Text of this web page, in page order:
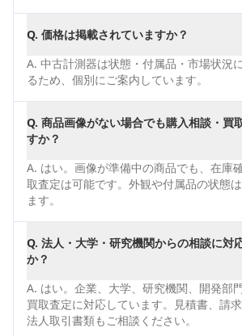
Q. 価格は掲載されていますか？
A. 中古計測器は状態・付属品・市場状況
るため、個別にご案内しています。
Q. 商品画像がない場合でも購入相談・買
すか？
A. はい。画像が準備中の商品でも、在庫
取査定は可能です。外観や付属品の状態
ます。
Q. 法人・大学・研究機関からの相談に対
か？
A. はい。企業、大学、研究機関、開発部
買取査定に対応しています。見積書、請
法人取引書類もご相談ください。